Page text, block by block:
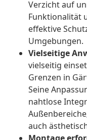
Verzicht auf
Funktionalität
effektive
Umgebungen.
Vielseitige
vielseitig
Grenzen in
Seine
nahtlose
auch